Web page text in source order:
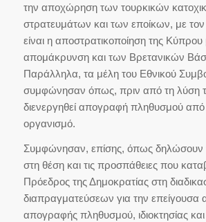
την αποχώρηση των τουρκικών
στρατευμάτων και των εποίκων, με τον
είναι η αποστρατικοποίηση της Κύπρου
απομάκρυνση και των Βρετανικών
Παράλληλα, τα μέλη του Εθνικού
συμφώνησαν όπως, πριν από τη λύση
διενεργηθεί απογραφή πληθυσμού από
οργανισμό.
Συμφώνησαν, επίσης, όπως δηλώσουν
στη θέση και τις προσπάθειες που
Πρόεδρος της Δημοκρατίας στη
διαπραγματεύσεων για την επείγουσα
απογραφής πληθυσμού, ιδιοκτησίας